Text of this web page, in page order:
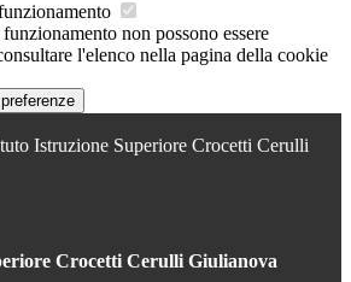
non possono essere
l'elenco nella pagina della cookie
Istruzione Superiore Crocetti Cerulli
Crocetti Cerulli Giulianova